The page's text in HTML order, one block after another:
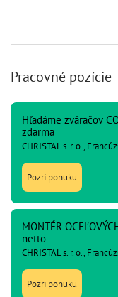
Pracovné pozície
Hľadáme zváračov
zdarma
CHRISTAL s. r. o.,
Pozri ponuku
MONTÉR
netto
CHRISTAL s. r. o.,
Pozri ponuku